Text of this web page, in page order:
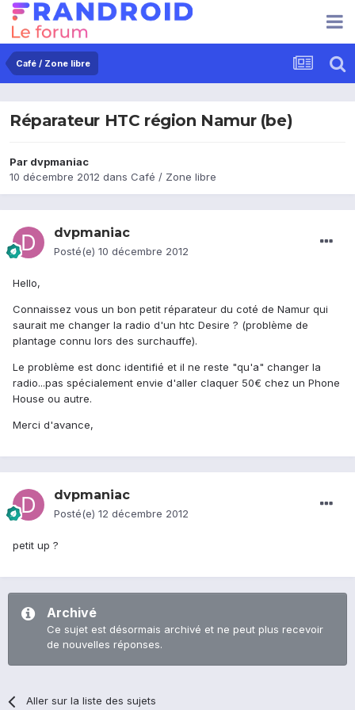
Café / Zone libre
Réparateur HTC région Namur (be)
Par dvpmaniac
10 décembre 2012 dans Café / Zone libre
dvpmaniac
Posté(e) 10 décembre 2012
Hello,
Connaissez vous un bon petit réparateur du coté de Namur qui
saurait me changer la radio d'un htc Desire ? (problème de
plantage connu lors des surchauffe).
Le problème est donc identifié et il ne reste "qu'a" changer la
radio...pas spécialement envie d'aller claquer 50€ chez un Phone
House ou autre.
Merci d'avance,
dvpmaniac
Posté(e) 12 décembre 2012
petit up ?
Archivé
Ce sujet est désormais archivé et ne peut plus recevoir
de nouvelles réponses.
Aller sur la liste des sujets